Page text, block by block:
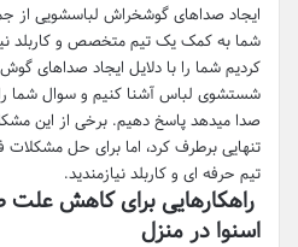
ایجاد صداهای گوشخراش لباسشویی از
شما به کمک یک تیم متخصص و کاربلد
کردیم شما را با دلایل ایجاد صداهای
شستشوی لباس آشنا کنیم و سوال شما
صدا میدهد پاسخ دهیم. برخی از این
تنهایی برطرف کرد، اما برای حل
تیم حرفه ای و کاربلد نیازمندید.
راهکارهایی برای کاهش
اسنوا در منزل